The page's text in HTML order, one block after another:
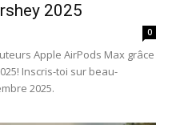
2025
0
Apple AirPods Max grâce
Inscris-toi sur beau-
2025.